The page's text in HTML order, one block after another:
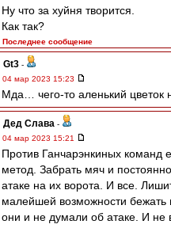
Ну что за хуйня творится.
Как так?
Последнее сообщение
Gt3 -
04 мар 2023 15:23
Мда… чего-то аленький цветок
Дед Слава -
04 мар 2023 15:21
Против Ганчарэнкиных команд
метод. Забрать мяч и
атаке на их ворота. И все.
малейшей возможности бежать
они и не думали об атаке. И не